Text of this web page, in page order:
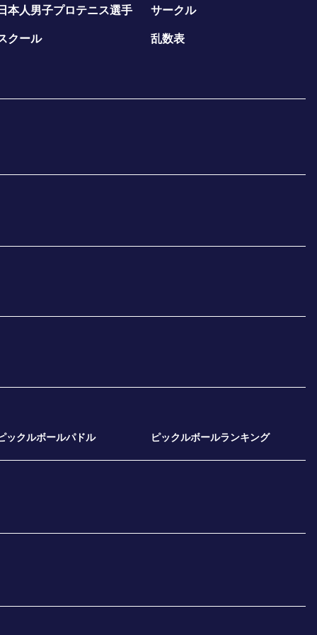
本人男子プロテニス選手 サークル
クール 乱数表
ックルボールパドル ピックルボールランキング